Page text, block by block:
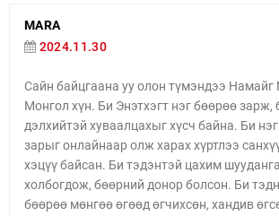
MARA
2024.11.30
Сайн байцгаана уу олон түмэндээ Намайг
Монгол хүн. Би Энэтхэгт нэг бөөрөө зарж,
дэлхийтэй хуваалцахыг хүсч байна. Би
зарыг онлайнаар олж харах хүртлээ
хэцүү байсан. Би тэдэнтэй цахим
холбогдож, бөөрний донор болсон. Би
бөөрөө мөнгөө өгөөд өгчихсөн, хандив